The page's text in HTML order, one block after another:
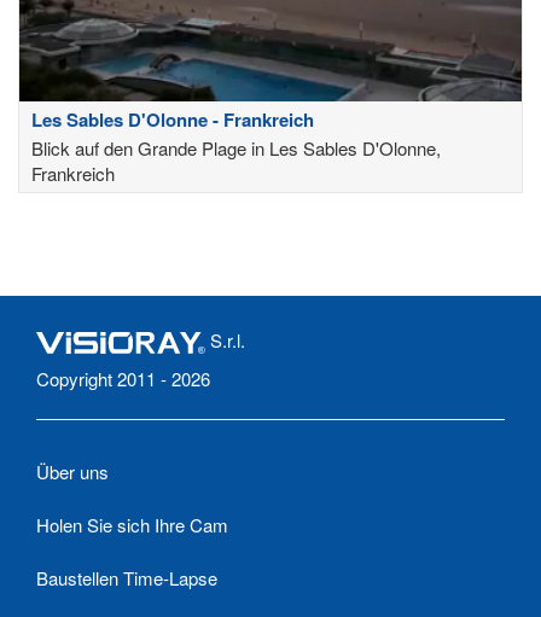
Les Sables D'Olonne - Frankreich
Blick auf den Grande Plage in Les Sables D'Olonne,
Frankreich
S.r.l.
Copyright 2011 - 2026
Über uns
Holen Sie sich Ihre Cam
Baustellen Time-Lapse